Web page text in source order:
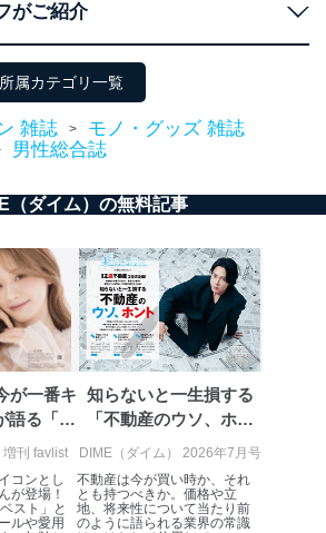
台町16-11
ガジンサービス
西野 伸一郎
者: 経営管理グループディレクター 前
示対象個人情報の利用目的は次のとお
類 利用目的
サ
用
購入商品の配送のため
商品代金回収のため
ｅメール等による商品、サービ
ス、キャンペーン等の広告の案内
のため
個人が特定できない形で取得した
閲覧履歴や購買履歴等の情報を分
析して、趣味・嗜好に
広告のため
せ
個
お問い合わせ対応、トラブル対
処、オペレーター教育など応対品
質向上のため
がご紹介
属カテゴリ一覧
雑誌 >
モノ・グッズ 雑誌
男性総合誌
（ダイム）の無料記事
が一番キ
語る「自
...
増刊 favlist
コンとし
が登場！
スト」と
ルや愛用
知らないと一生損する
「不動産のウソ、ホン
ト」
DIME（ダイム） 2026年7月号
不動産は今が買い時か、それ
とも持つべきか。価格や立
地、将来性について当たり前
のように語られる業界の常識